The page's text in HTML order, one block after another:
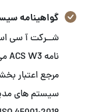
گواهینامه
شــرکت آ سی